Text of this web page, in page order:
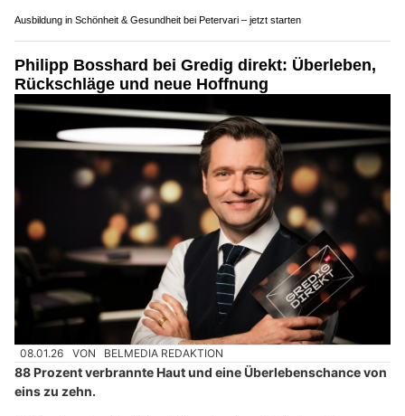
Ausbildung in Schönheit & Gesundheit bei Petervari – jetzt starten
Philipp Bosshard bei Gredig direkt: Überleben,
Rückschläge und neue Hoffnung
08.01.26 VON BELMEDIA REDAKTION
88 Prozent verbrannte Haut und eine Überlebenschance von
eins zu zehn.